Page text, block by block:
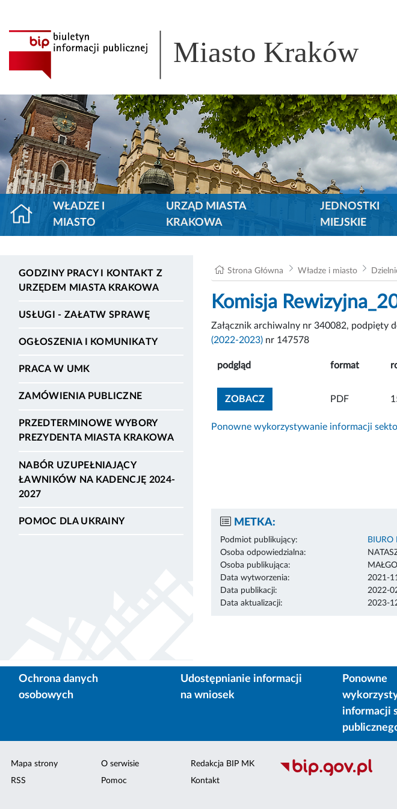
Miasto Kraków
WŁADZE I
MIASTO
URZĄD MIASTA
KRAKOWA
JEDNOSTKI
MIEJSKIE
GODZINY PRACY I KONTAKT Z
URZĘDEM MIASTA KRAKOWA
USŁUGI - ZAŁATW SPRAWĘ
OGŁOSZENIA I KOMUNIKATY
PRACA W UMK
ZAMÓWIENIA PUBLICZNE
PRZEDTERMINOWE WYBORY
PREZYDENTA MIASTA KRAKOWA
NABÓR UZUPEŁNIAJĄCY
ŁAWNIKÓW NA KADENCJĘ 2024-
2027
POMOC DLA UKRAINY
Strona Główna Władze i miasto
Komisja
Załącznik archiwalny nr 340082, podpięty
(2022-2023) nr 147578
podgląd format
ZOBACZZOBACZ ZAŁĄCZNIK
PDF
Ponowne wykorzystywanie informacji
METKA:
Podmiot publikujący:
BIURO
Osoba odpowiedzialna:
Osoba publikująca:
Data wytworzenia:
2021-
Data publikacji:
2022-
Data aktualizacji:
2023-
Ochrona danych
osobowych
Udostępnianie informacji
na wniosek
Ponowne
informacji
Mapa strony
RSS
O serwisie
Pomoc
Redakcja BIP MK
Kontakt